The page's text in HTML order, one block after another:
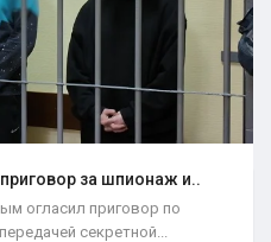
за шпионаж и..
огласил приговор по
секретной...